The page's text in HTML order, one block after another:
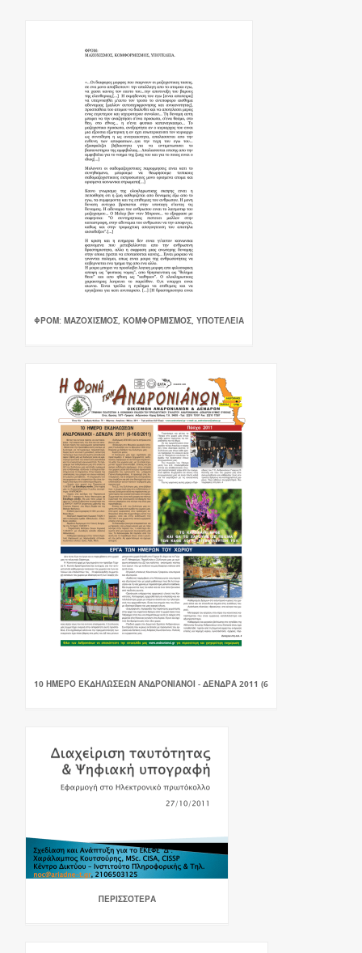
ΦΡΟΜ: ΜΑΖΟΧΙΣΜΟΣ, ΚΟΜΦΟΡΜΙΣΜΟΣ, ΥΠΟΤΕΛΕΙΑ
10 ΗΜΕΡΟ ΕΚΔΗΛΩΣΕΩΝ ΑΝΔΡΟΝΙΑΝΟΙ - ΔΕΝΔΡΑ 2011 (6
ΠΕΡΙΣΣΌΤΕΡΑ